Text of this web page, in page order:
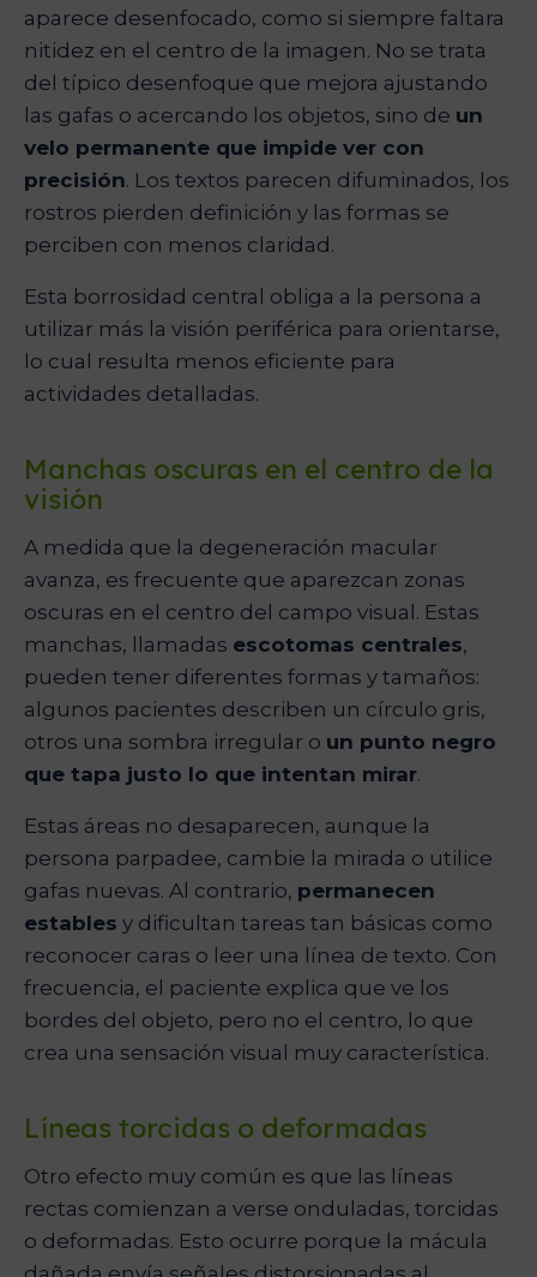
aparece desenfocado, como si siempre faltara
nitidez en el centro de la imagen. No se trata
del típico desenfoque que mejora ajustando
las gafas o acercando los objetos, sino de un
velo permanente que impide ver con
precisión. Los textos parecen difuminados, los
rostros pierden definición y las formas se
perciben con menos claridad.
Esta borrosidad central obliga a la persona a
utilizar más la visión periférica para orientarse,
lo cual resulta menos eficiente para
actividades detalladas.
Manchas oscuras en el centro de la
visión
A medida que la degeneración macular
avanza, es frecuente que aparezcan zonas
oscuras en el centro del campo visual. Estas
manchas, llamadas escotomas centrales,
pueden tener diferentes formas y tamaños:
algunos pacientes describen un círculo gris,
otros una sombra irregular o un punto negro
que tapa justo lo que intentan mirar.
Estas áreas no desaparecen, aunque la
persona parpadee, cambie la mirada o utilice
gafas nuevas. Al contrario, permanecen
estables y dificultan tareas tan básicas como
reconocer caras o leer una línea de texto. Con
frecuencia, el paciente explica que ve los
bordes del objeto, pero no el centro, lo que
crea una sensación visual muy característica.
Líneas torcidas o deformadas
Otro efecto muy común es que las líneas
rectas comienzan a verse onduladas, torcidas
o deformadas. Esto ocurre porque la mácula